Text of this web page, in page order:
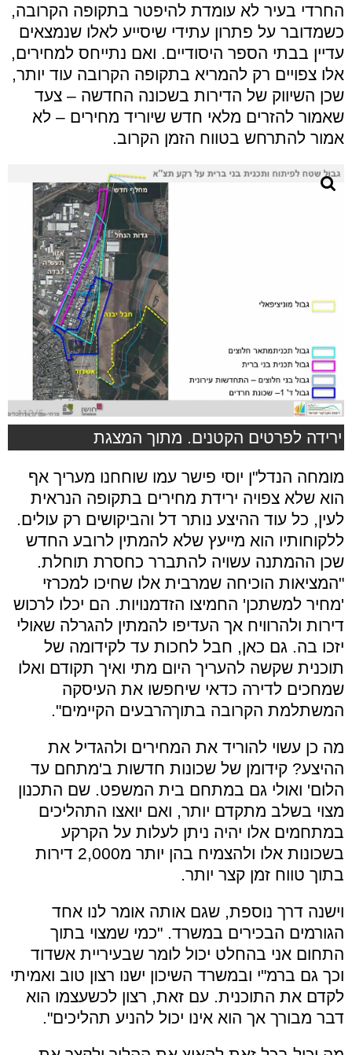
החרדי בעיר לא עומדת להיפטר בתקופה הקרובה,
כשמדובר על פתרון עתידי שיסייע לאלו שנמצאים
עדיין בבתי הספר היסודיים. ואם נתייחס למחירים,
אלו צפויים רק להמריא בתקופה הקרובה עוד יותר,
שכן השיווק של הדירות בשכונה החדשה – צעד
שאמור להזרים מלאי חדש שיוריד מחירים – לא
אמור להתרחש בטווח הזמן הקרוב.
ירידה לפרטים הקטנים. מתוך המצגת
מומחה הנדל"ן יוסי פישר עמו שוחחנו מעריך אף
הוא שלא צפויה ירידת מחירים בתקופה הנראית
לעין, כל עוד ההיצע נותר דל והביקושים רק עולים.
ללקוחותיו הוא מייעץ שלא להמתין לרובע החדש
שכן ההמתנה עשויה להתברר כחסרת תוחלת.
"המציאות הוכיחה שמרבית אלו שחיכו למכרזי
'מחיר למשתכן' החמיצו הזדמנויות. הם יכלו לרכוש
דירות ולהרוויח אך העדיפו להמתין להגרלה שאולי
יזכו בה. גם כאן, חבל לחכות עד לקידומה של
תוכנית שקשה להעריך היום מתי ואיך תקודם ואלו
שמחכים לדירה כדאי שיחפשו את העיסקה
המשתלמת הקרובה בתוךהרבעים הקיימים".
מה כן עשוי להוריד את המחירים ולהגדיל את
ההיצע? קידומן של שכונות חדשות ב'מתחם עד
הלום' ואולי גם במתחם בית המשפט. שם התכנון
מצוי בשלב מתקדם יותר, ואם יואצו התהליכים
במתחמים אלו יהיה ניתן לעלות על הקרקע
בשכונות אלו ולהצמיח בהן יותר מ2,000 דירות
בתוך טווח זמן קצר יותר.
וישנה דרך נוספת, שגם אותה אומר לנו אחד
הגורמים הבכירים במשרד. "כמי שמצוי בתוך
התחום אני בהחלט יכול לומר שבעיריית אשדוד
וכך גם ברמ"י ובמשרד השיכון ישנו רצון טוב ואמיתי
לקדם את התוכנית. עם זאת, רצון לכשעצמו הוא
דבר מבורך אך הוא אינו יכול להניע תהליכים".